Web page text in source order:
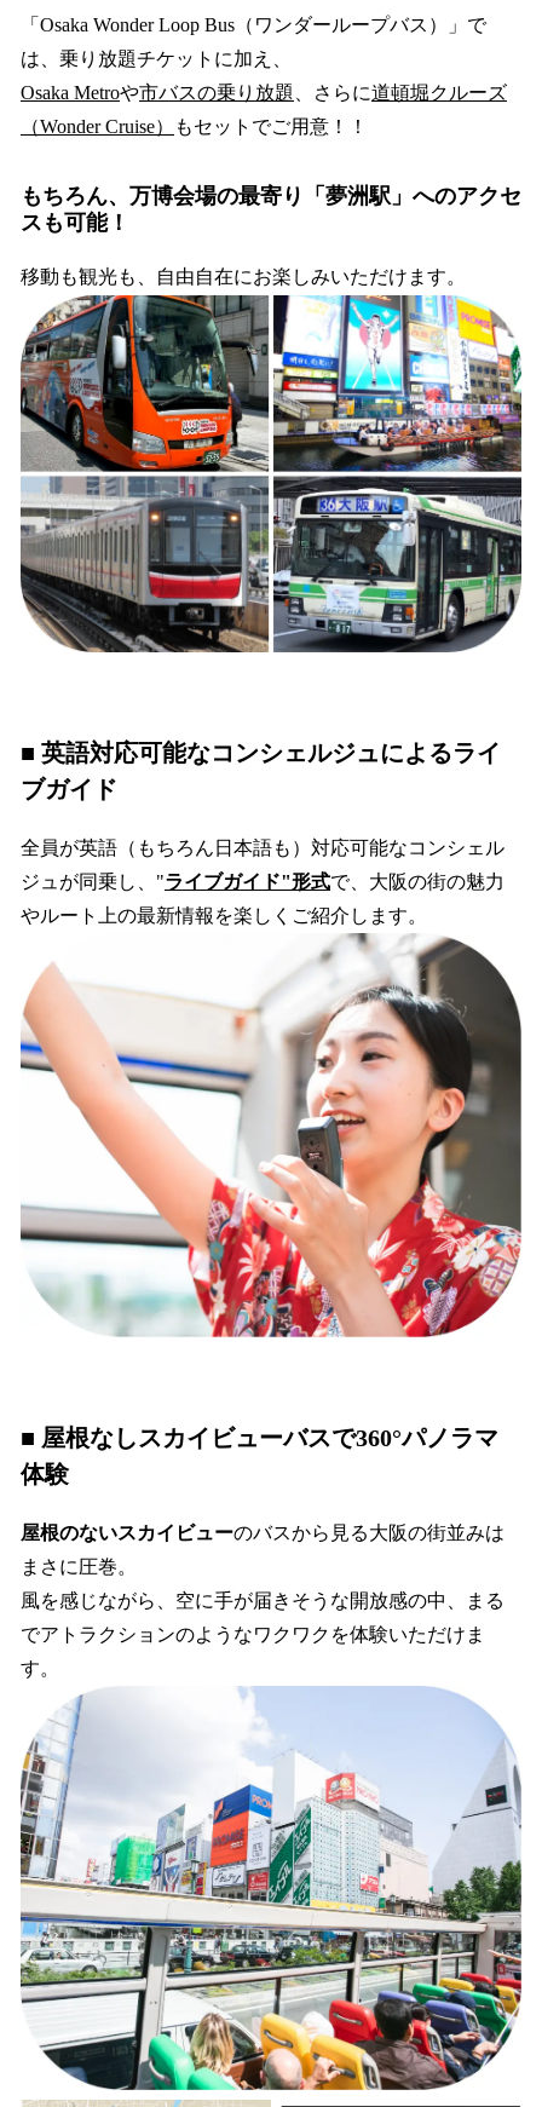
「Osaka Wonder Loop Bus（ワンダーループバス）」で
は、乗り放題チケットに加え、
Osaka Metroや市バスの乗り放題 、さらに道頓堀クルーズ
（Wonder Cruise）
もセットでご用意！！
もちろん、万博会場の最寄り「夢洲駅」へのアクセ
スも可能！
移動も観光も、自由自在にお楽しみいただけます。
■ 英語対応可能なコンシェルジュによるライ
ブガイド
全員が英語（もちろん日本語も）対応可能なコンシェル
ジュが同乗し、"ライブガイド"形式で、大阪の街の魅力
やルート上の最新情報を楽しくご紹介します。
■ 屋根なしスカイビューバスで360°パノラマ
体験
屋根のないスカイビューのバスから見る大阪の街並みは
まさに圧巻。
風を感じながら、空に手が届きそうな開放感の中、まる
でアトラクションのようなワクワクを体験いただけま
す。